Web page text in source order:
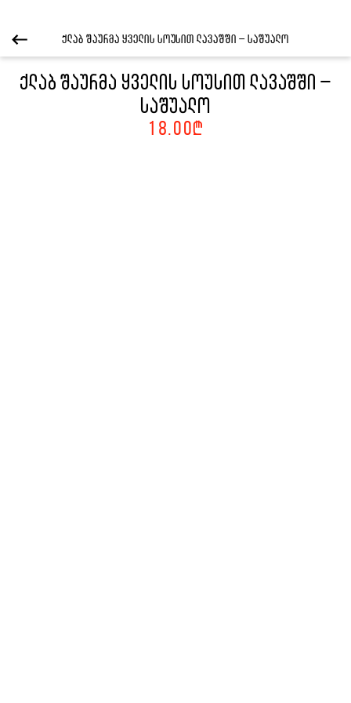
ქლაბ შაურმა ყველის სოუსით ლავაშში – საშუალო
ქლაბ შაურმა ყველის სოუსით ლავაშში –
საშუალო
18.00₾